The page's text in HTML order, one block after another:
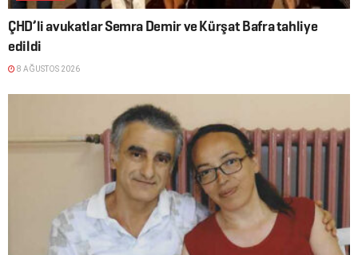
ÇHD’li avukatlar Semra Demir ve Kürşat Bafra tahliye
edildi
8 AĞUSTOS 2026